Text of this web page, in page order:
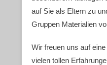
auf Sie als Eltern zu
Gruppen Materialien
Wir freuen uns auf
vielen tollen